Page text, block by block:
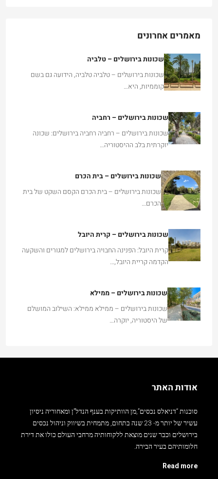
מאמרים אחרונים
שכונות בירושלים – טלביה
שכונות בירושלים – טלביה טלביה, הידועה גם בשם
קוממיות, היא…
שכונות בירושלים – רחביה
שכונות בירושלים – רחביה רחביה בירושלים: שכונה
יוקרתית בלב ההיסטוריה…
שכונות בירושלים – בית הכרם
שכונות בירושלים – בית הכרם הקסם השקט של בית
הכרם…
שכונות בירושלים – קרית היובל
קרית היובל: הפנינה החבויה בירושלים למגורים והשקעה
הקדמה קריית היובל,…
שכונות בירושלים – ממילא
שכונות בירושלים – ממילא ממילא: השילוב המושלם
של היסטוריה, יוקרה…
אודות האתר
סוכנות “דניאלס נכסים”,מן הוותיקות בענף הנדל”ן ומאחוריה ניסיון
עשיר של יותר מ- 23 שנה בתחום, מתמחית בשיווק וניהול נכסים
בירושלים וכבר שנים מוצאת ללקוחותיה מרחבי העולם כולו את דירת
חלומותיהם בעיר הבירה.
Read more